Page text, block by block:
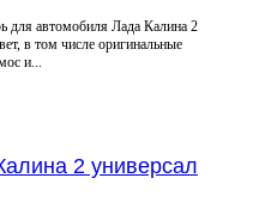
для автомобиля Лада Калина 2
в том числе оригинальные
и...
2 универсал